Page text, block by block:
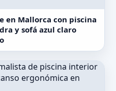
en Mallorca con piscina
y sofá azul claro